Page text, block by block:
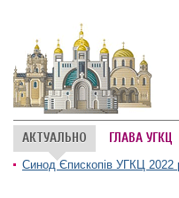
АКТУАЛЬНО ГЛАВА УГКЦ
Синод Єпископів УГКЦ 2022